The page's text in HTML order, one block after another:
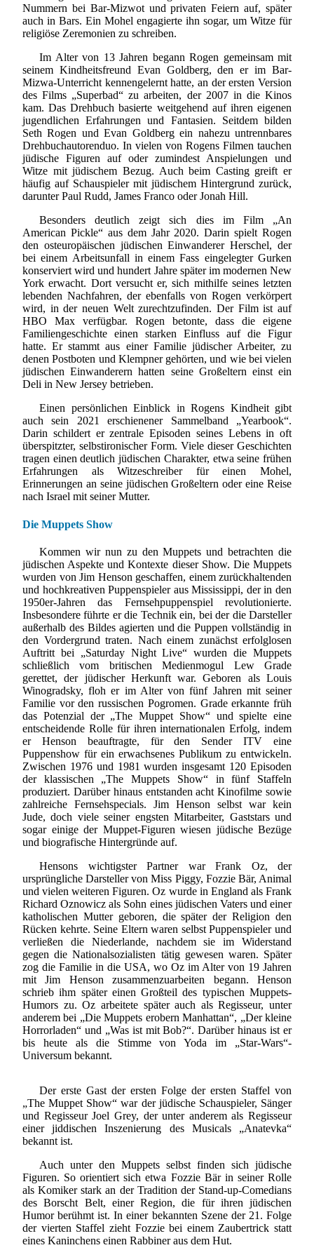
Nummern bei Bar-Mizwot und privaten Feiern auf, später
auch in Bars. Ein Mohel engagierte ihn sogar, um Witze für
religiöse Zeremonien zu schreiben.
Im Alter von 13 Jahren begann Rogen gemeinsam mit
seinem Kindheitsfreund Evan Goldberg, den er im Bar-
Mizwa-Unterricht kennengelernt hatte, an der ersten Version
des Films „Superbad“ zu arbeiten, der 2007 in die Kinos
kam. Das Drehbuch basierte weitgehend auf ihren eigenen
jugendlichen Erfahrungen und Fantasien. Seitdem bilden
Seth Rogen und Evan Goldberg ein nahezu untrennbares
Drehbuchautorenduo. In vielen von Rogens Filmen tauchen
jüdische Figuren auf oder zumindest Anspielungen und
Witze mit jüdischem Bezug. Auch beim Casting greift er
häufig auf Schauspieler mit jüdischem Hintergrund zurück,
darunter Paul Rudd, James Franco oder Jonah Hill.
Besonders deutlich zeigt sich dies im Film „An
American Pickle“ aus dem Jahr 2020. Darin spielt Rogen
den osteuropäischen jüdischen Einwanderer Herschel, der
bei einem Arbeitsunfall in einem Fass eingelegter Gurken
konserviert wird und hundert Jahre später im modernen New
York erwacht. Dort versucht er, sich mithilfe seines letzten
lebenden Nachfahren, der ebenfalls von Rogen verkörpert
wird, in der neuen Welt zurechtzufinden. Der Film ist auf
HBO Max verfügbar. Rogen betonte, dass die eigene
Familiengeschichte einen starken Einfluss auf die Figur
hatte. Er stammt aus einer Familie jüdischer Arbeiter, zu
denen Postboten und Klempner gehörten, und wie bei vielen
jüdischen Einwanderern hatten seine Großeltern einst ein
Deli in New Jersey betrieben.
Einen persönlichen Einblick in Rogens Kindheit gibt
auch sein 2021 erschienener Sammelband „Yearbook“.
Darin schildert er zentrale Episoden seines Lebens in oft
überspitzter, selbstironischer Form. Viele dieser Geschichten
tragen einen deutlich jüdischen Charakter, etwa seine frühen
Erfahrungen als Witzeschreiber für einen Mohel,
Erinnerungen an seine jüdischen Großeltern oder eine Reise
nach Israel mit seiner Mutter.
Die Muppets Show
Kommen wir nun zu den Muppets und betrachten die
jüdischen Aspekte und Kontexte dieser Show. Die Muppets
wurden von Jim Henson geschaffen, einem zurückhaltenden
und hochkreativen Puppenspieler aus Mississippi, der in den
1950er-Jahren das Fernsehpuppenspiel revolutionierte.
Insbesondere führte er die Technik ein, bei der die Darsteller
außerhalb des Bildes agierten und die Puppen vollständig in
den Vordergrund traten. Nach einem zunächst erfolglosen
Auftritt bei „Saturday Night Live“ wurden die Muppets
schließlich vom britischen Medienmogul Lew Grade
gerettet, der jüdischer Herkunft war. Geboren als Louis
Winogradsky, floh er im Alter von fünf Jahren mit seiner
Familie vor den russischen Pogromen. Grade erkannte früh
das Potenzial der „The Muppet Show“ und spielte eine
entscheidende Rolle für ihren internationalen Erfolg, indem
er Henson beauftragte, für den Sender ITV eine
Puppenshow für ein erwachsenes Publikum zu entwickeln.
Zwischen 1976 und 1981 wurden insgesamt 120 Episoden
der klassischen „The Muppets Show“ in fünf Staffeln
produziert. Darüber hinaus entstanden acht Kinofilme sowie
zahlreiche Fernsehspecials. Jim Henson selbst war kein
Jude, doch viele seiner engsten Mitarbeiter, Gaststars und
sogar einige der Muppet-Figuren wiesen jüdische Bezüge
und biografische Hintergründe auf.
Hensons wichtigster Partner war Frank Oz, der
ursprüngliche Darsteller von Miss Piggy, Fozzie Bär, Animal
und vielen weiteren Figuren. Oz wurde in England als Frank
Richard Oznowicz als Sohn eines jüdischen Vaters und einer
katholischen Mutter geboren, die später der Religion den
Rücken kehrte. Seine Eltern waren selbst Puppenspieler und
verließen die Niederlande, nachdem sie im Widerstand
gegen die Nationalsozialisten tätig gewesen waren. Später
zog die Familie in die USA, wo Oz im Alter von 19 Jahren
mit Jim Henson zusammenzuarbeiten begann. Henson
schrieb ihm später einen Großteil des typischen Muppets-
Humors zu. Oz arbeitete später auch als Regisseur, unter
anderem bei „Die Muppets erobern Manhattan“, „Der kleine
Horrorladen“ und „Was ist mit Bob?“. Darüber hinaus ist er
bis heute als die Stimme von Yoda im „Star-Wars“-
Universum bekannt.
Der erste Gast der ersten Folge der ersten Staffel von
„The Muppet Show“ war der jüdische Schauspieler, Sänger
und Regisseur Joel Grey, der unter anderem als Regisseur
einer jiddischen Inszenierung des Musicals „Anatevka“
bekannt ist.
Auch unter den Muppets selbst finden sich jüdische
Figuren. So orientiert sich etwa Fozzie Bär in seiner Rolle
als Komiker stark an der Tradition der Stand-up-Comedians
des Borscht Belt, einer Region, die für ihren jüdischen
Humor berühmt ist. In einer bekannten Szene der 21. Folge
der vierten Staffel zieht Fozzie bei einem Zaubertrick statt
eines Kaninchens einen Rabbiner aus dem Hut.